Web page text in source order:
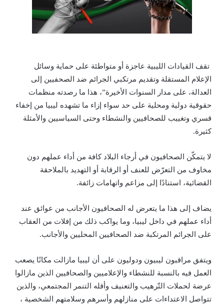
تقف القيادات الليبية عاجزة أو متواطئة على حماية وسائل
الإعلام المستقلة وتقديم مرتكبي الجرائم ضد الصحفيين إلى
العدالة، على مدار السنوات الأخيرة”، هذا ما رصدته منظمات
حقوقية دولية ومحلية على حد سواء إزاء ما تشهده ليبيا من إخفاء
قسري وتغييب للصحافيين والنشطاء وحتى السياسيين والأمثلة
كثيرة.
لا يتمكّن الصحافيون في أرجاء البلاد كافة من أداء عملهم دون
مخاوف من التعرّض للعنف أو الرقابة أو التهديد بالملاحقة
القضائية، استنادًا إلى مزاعم واتهامات زائفة.
يضاف إلى هذا ما يتعرض له الصحافيون الأجانب من عوائق عند
أداء عملهم في داخل ليبيا، وما يواكب ذلك من إفلات من العقاب
على الجرائم المرتكبة ضد الصحافيين المحليين والأجانب.
ويتفق مراقبون ليبيون ودوليون على أن ليبيا مازالت مكانًا يصعب
العمل فيه بالنسبة للنشطاء والإعلاميين والصحافيين الذين مازالوا
عرضة لحملات التّرهيب والتعنيف وأقله التنمر المجتمعي، والذين
تتواصل الاعتداءات على منازلهم وأسرهم وسلامتهم الشخصية ،